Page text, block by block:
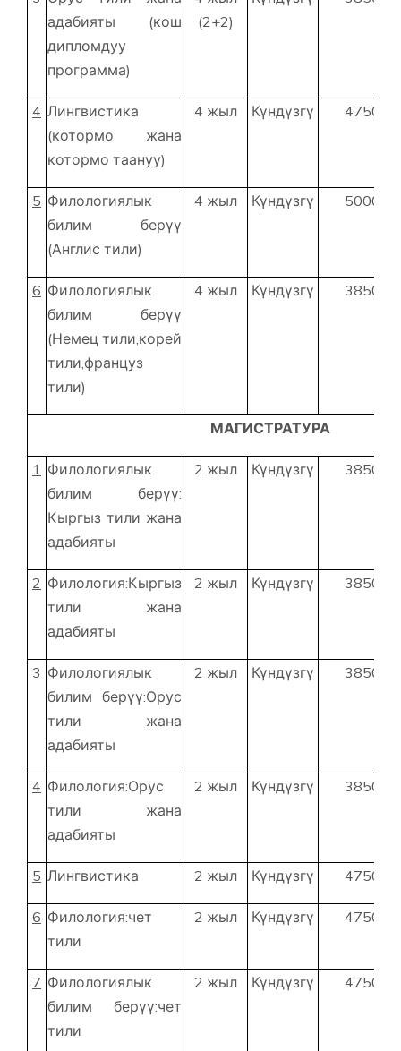
адабияты (кош
дипломдуу
программа)
(2+2)
4 Лингвистика
(котормо жана
котормо таануу)
4 жыл Күндүзгү 47500
5 Филологиялык
билим берүү
(Англис тили)
4 жыл Күндүзгү 50000
6 Филологиялык
билим берүү
(Немец тили,корей
тили,француз
тили)
4 жыл Күндүзгү 38500
МАГИСТРАТУРА
1 Филологиялык
билим берүү:
Кыргыз тили жана
адабияты
2 жыл Күндүзгү 38500
2 Филология:Кыргыз
тили жана
адабияты
2 жыл Күндүзгү 38500
3 Филологиялык
билим берүү:Орус
тили жана
адабияты
2 жыл Күндүзгү 38500
4 Филология:Орус
тили жана
адабияты
2 жыл Күндүзгү 38500
5 Лингвистика 2 жыл Күндүзгү 47500
6 Филология:чет
тили
2 жыл Күндүзгү 47500
7 Филологиялык
билим берүү:чет
тили
2 жыл Күндүзгү 47500